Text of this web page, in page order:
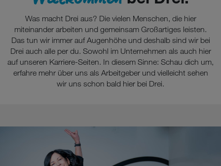
Was macht Drei aus? Die vielen Menschen, die hier
miteinander arbeiten und gemeinsam Großartiges leisten.
Das tun wir immer auf Augenhöhe und deshalb sind wir bei
Drei auch alle per du. Sowohl im Unternehmen als auch hier
auf unseren Karriere-Seiten. In diesem Sinne: Schau dich um,
erfahre mehr über uns als Arbeitgeber und vielleicht sehen
wir uns schon bald hier bei Drei.